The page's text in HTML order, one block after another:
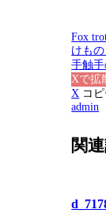
Fox
けも
手触
Xで拡
X コ
admin
関